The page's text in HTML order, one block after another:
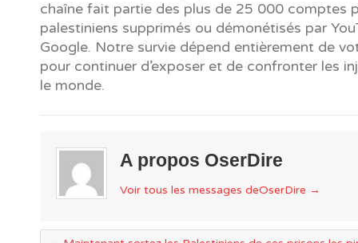
chaîne fait partie des plus de 25 000 comptes
palestiniens supprimés ou démonétisés par
Google. Notre survie dépend entièrement de
pour continuer d’exposer et de confronter les
le monde.
A propos OserDire
Voir tous les messages deOserDire →